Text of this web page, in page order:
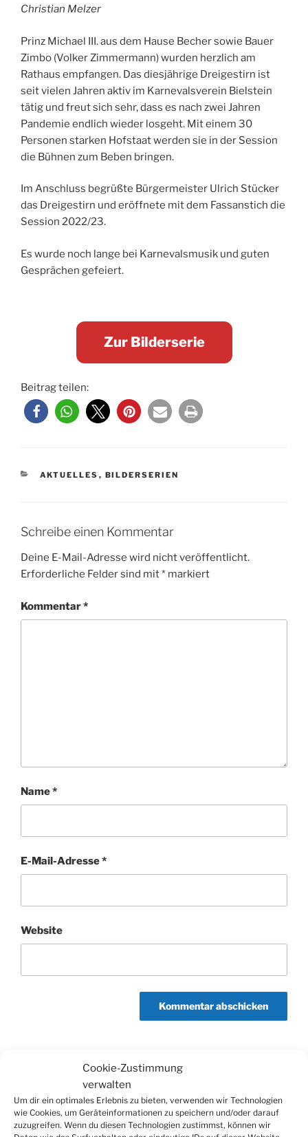
Cookie-Zustimmung
verwalten
Um dir ein optimales Erlebnis zu bieten, verwenden wir Technologien
wie Cookies, um Geräteinformationen zu speichern und/oder darauf
zuzugreifen. Wenn du diesen Technologien zustimmst, können wir
Christian Melzer
Prinz Michael III. aus dem Hause Becher sowie Bauer
Zimbo (Volker Zimmermann) wurden herzlich am
Rathaus empfangen. Das diesjährige Dreigestirn ist
seit vielen Jahren aktiv im Karnevalsverein Bielstein
tätig und freut sich sehr, dass es nach zwei Jahren
Pandemie endlich wieder losgeht. Mit einem 30
Personen starken Hofstaat werden sie in der Session
die Bühnen zum Beben bringen.
Im Anschluss begrüßte Bürgermeister Ulrich Stücker
das Dreigestirn und eröffnete mit dem Fassanstich die
Session 2022/23.
Es wurde noch lange bei Karnevalsmusik und guten
Gesprächen gefeiert.
Zur Bilderserie
Beitrag teilen:
KATEGORIEN
AKTUELLES , BILDERSERIEN
Schreibe einen Kommentar
Deine E-Mail-Adresse wird nicht veröffentlicht.
Erforderliche Felder sind mit* markiert
Kommentar*
Name*
E-Mail-Adresse*
Website
Beitragsnavigation
Beitrag
Jahreshauptversammlung des BSV Viktoria
Bielstein